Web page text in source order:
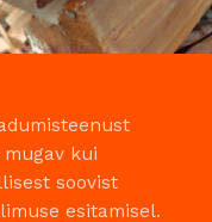
kui
soovist
esitamisel.